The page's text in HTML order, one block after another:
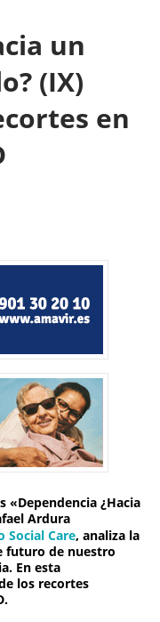
un
(IX)
en
«Dependencia ¿Hacia
Ardura
Social Care, analiza la
futuro de nuestro
En esta
los recortes
.